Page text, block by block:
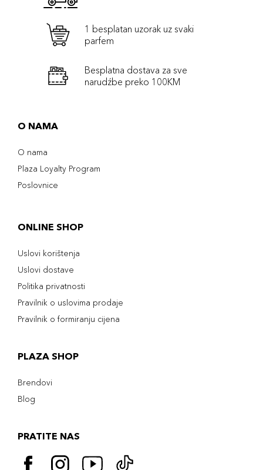
1 besplatan uzorak uz svaki
parfem
Besplatna dostava za sve
narudźbe preko 100KM
O NAMA
O nama
Plaza Loyalty Program
Poslovnice
ONLINE SHOP
Uslovi korištenja
Uslovi dostave
Politika privatnosti
Pravilnik o uslovima prodaje
Pravilnik o formiranju cijena
PLAZA SHOP
Brendovi
Blog
PRATITE NAS